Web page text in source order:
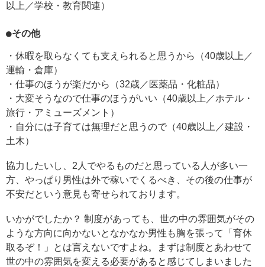
以上／学校・教育関連）
●その他
・休暇を取らなくても支えられると思うから（40歳以上／
運輸・倉庫）
・仕事のほうが楽だから（32歳／医薬品・化粧品）
・大変そうなので仕事のほうがいい（40歳以上／ホテル・
旅行・アミューズメント）
・自分には子育ては無理だと思うので（40歳以上／建設・
土木）
協力したいし、2人でやるものだと思っている人が多い一
方、やっぱり男性は外で稼いでくるべき、その後の仕事が
不安だという意見も寄せられております。
いかがでしたか？ 制度があっても、世の中の雰囲気がその
ような方向に向かないとなかなか男性も胸を張って「育休
取るぞ！」とは言えないですよね。まずは制度とあわせて
世の中の雰囲気を変える必要があると感じてしまいました